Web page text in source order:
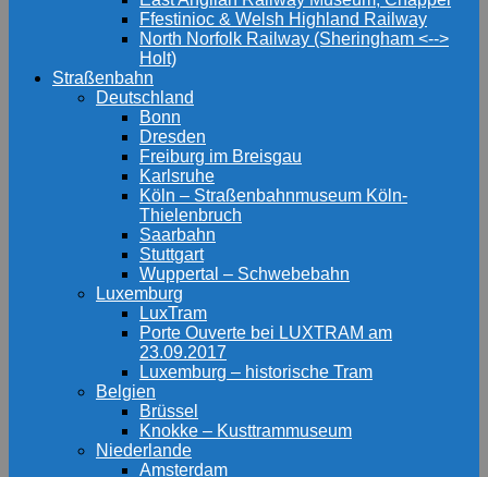
Ffestinioc & Welsh Highland Railway
North Norfolk Railway (Sheringham <-->
Holt)
Straßenbahn
Deutschland
Bonn
Dresden
Freiburg im Breisgau
Karlsruhe
Köln – Straßenbahnmuseum Köln-
Thielenbruch
Saarbahn
Stuttgart
Wuppertal – Schwebebahn
Luxemburg
LuxTram
Porte Ouverte bei LUXTRAM am
23.09.2017
Luxemburg – historische Tram
Belgien
Brüssel
Knokke – Kusttrammuseum
Niederlande
Amsterdam